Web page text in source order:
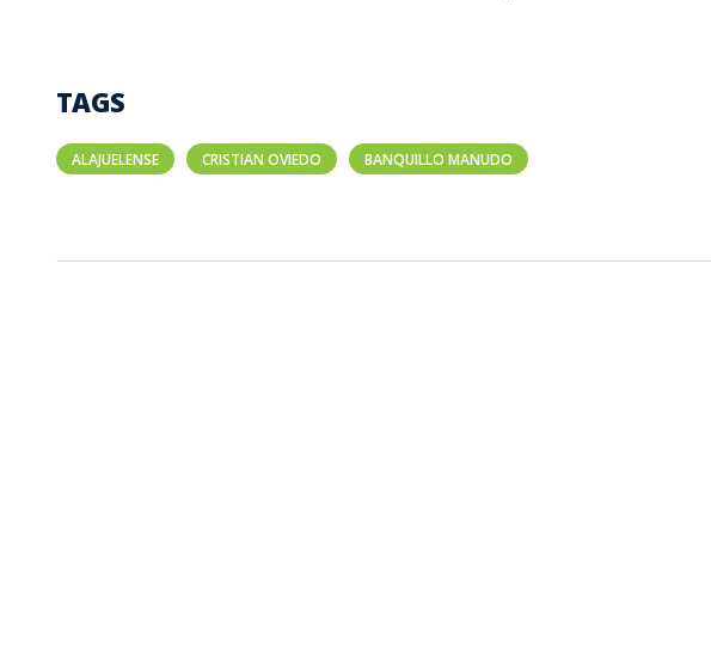
TAGS
ALAJUELENSE CRISTIAN OVIEDO BANQUILLO MANUDO